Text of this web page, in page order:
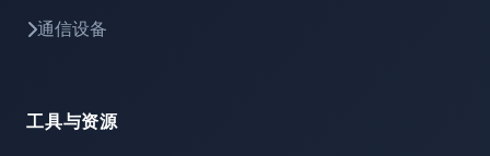
通信设备
工具与资源